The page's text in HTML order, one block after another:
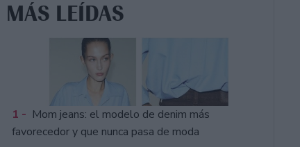
MÁS LEÍDAS
1 - Mom jeans: el modelo de denim más
favorecedor y que nunca pasa de moda